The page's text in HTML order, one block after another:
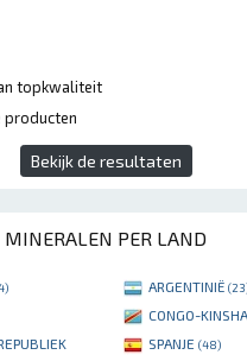
topkwaliteit
producten
Bekijk de resultaten
MINERALEN PER LAND
ARGENTINIË
CONGO-
SPANJE (48)